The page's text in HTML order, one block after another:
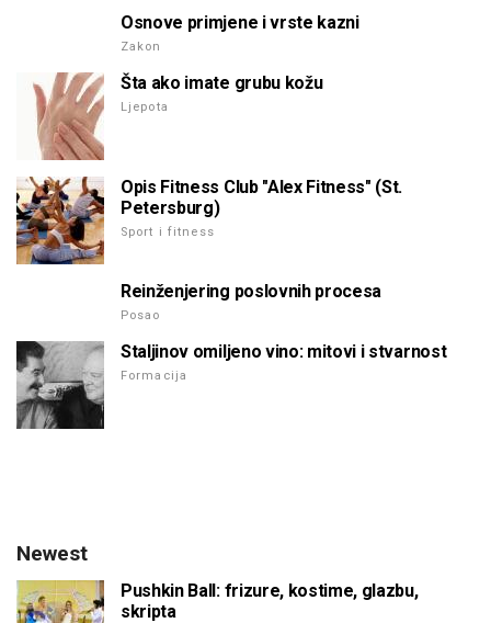
Osnove primjene i vrste kazni
Zakon
Šta ako imate grubu kožu
Ljepota
Opis Fitness Club "Alex Fitness" (St.
Petersburg)
Sport i fitness
Reinženjering poslovnih procesa
Posao
Staljinov omiljeno vino: mitovi i stvarnost
Formacija
Newest
Pushkin Ball: frizure, kostime, glazbu,
skripta